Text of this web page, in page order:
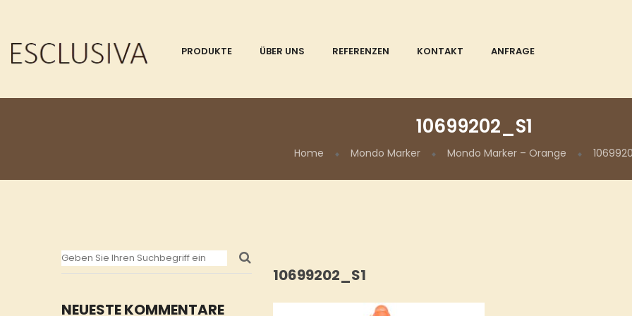
PRODUKTE ÜBER UNS REFERENZEN KONTAKT ANFRAGE
10699202_S1
Home Mondo Marker Mondo Marker – Orange
NEUESTE KOMMENTARE
10699202_S1